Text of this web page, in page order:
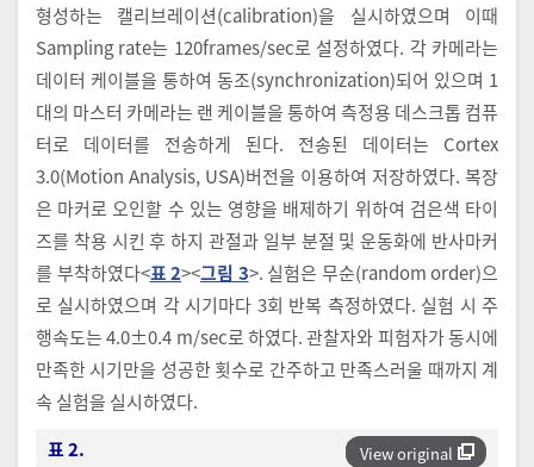
형성하는 캘리브레이션(calibration)을 실시하였으며 이때
Sampling rate는 120frames/sec로 설정하였다. 각 카메라는
데이터 케이블을 통하여 동조(synchronization)되어 있으며 1
대의 마스터 카메라는 랜 케이블을 통하여 측정용 데스크톱 컴퓨
터로 데이터를 전송하게 된다. 전송된 데이터는 Cortex
3.0(Motion Analysis, USA)버전을 이용하여 저장하였다. 복장
은 마커로 오인할 수 있는 영향을 배제하기 위하여 검은색 타이
즈를 착용 시킨 후 하지 관절과 일부 분절 및 운동화에 반사마커
를 부착하였다<표 2><그림 3>. 실험은 무순(random order)으
로 실시하였으며 각 시기마다 3회 반복 측정하였다. 실험 시 주
행속도는 4.0±0.4 m/sec로 하였다. 관찰자와 피험자가 동시에
만족한 시기만을 성공한 횟수로 간주하고 만족스러울 때까지 계
속 실험을 실시하였다.
View original
표 2.